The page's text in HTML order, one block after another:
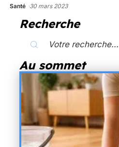
Santé 30 mars 2023
Recherche
Au sommet